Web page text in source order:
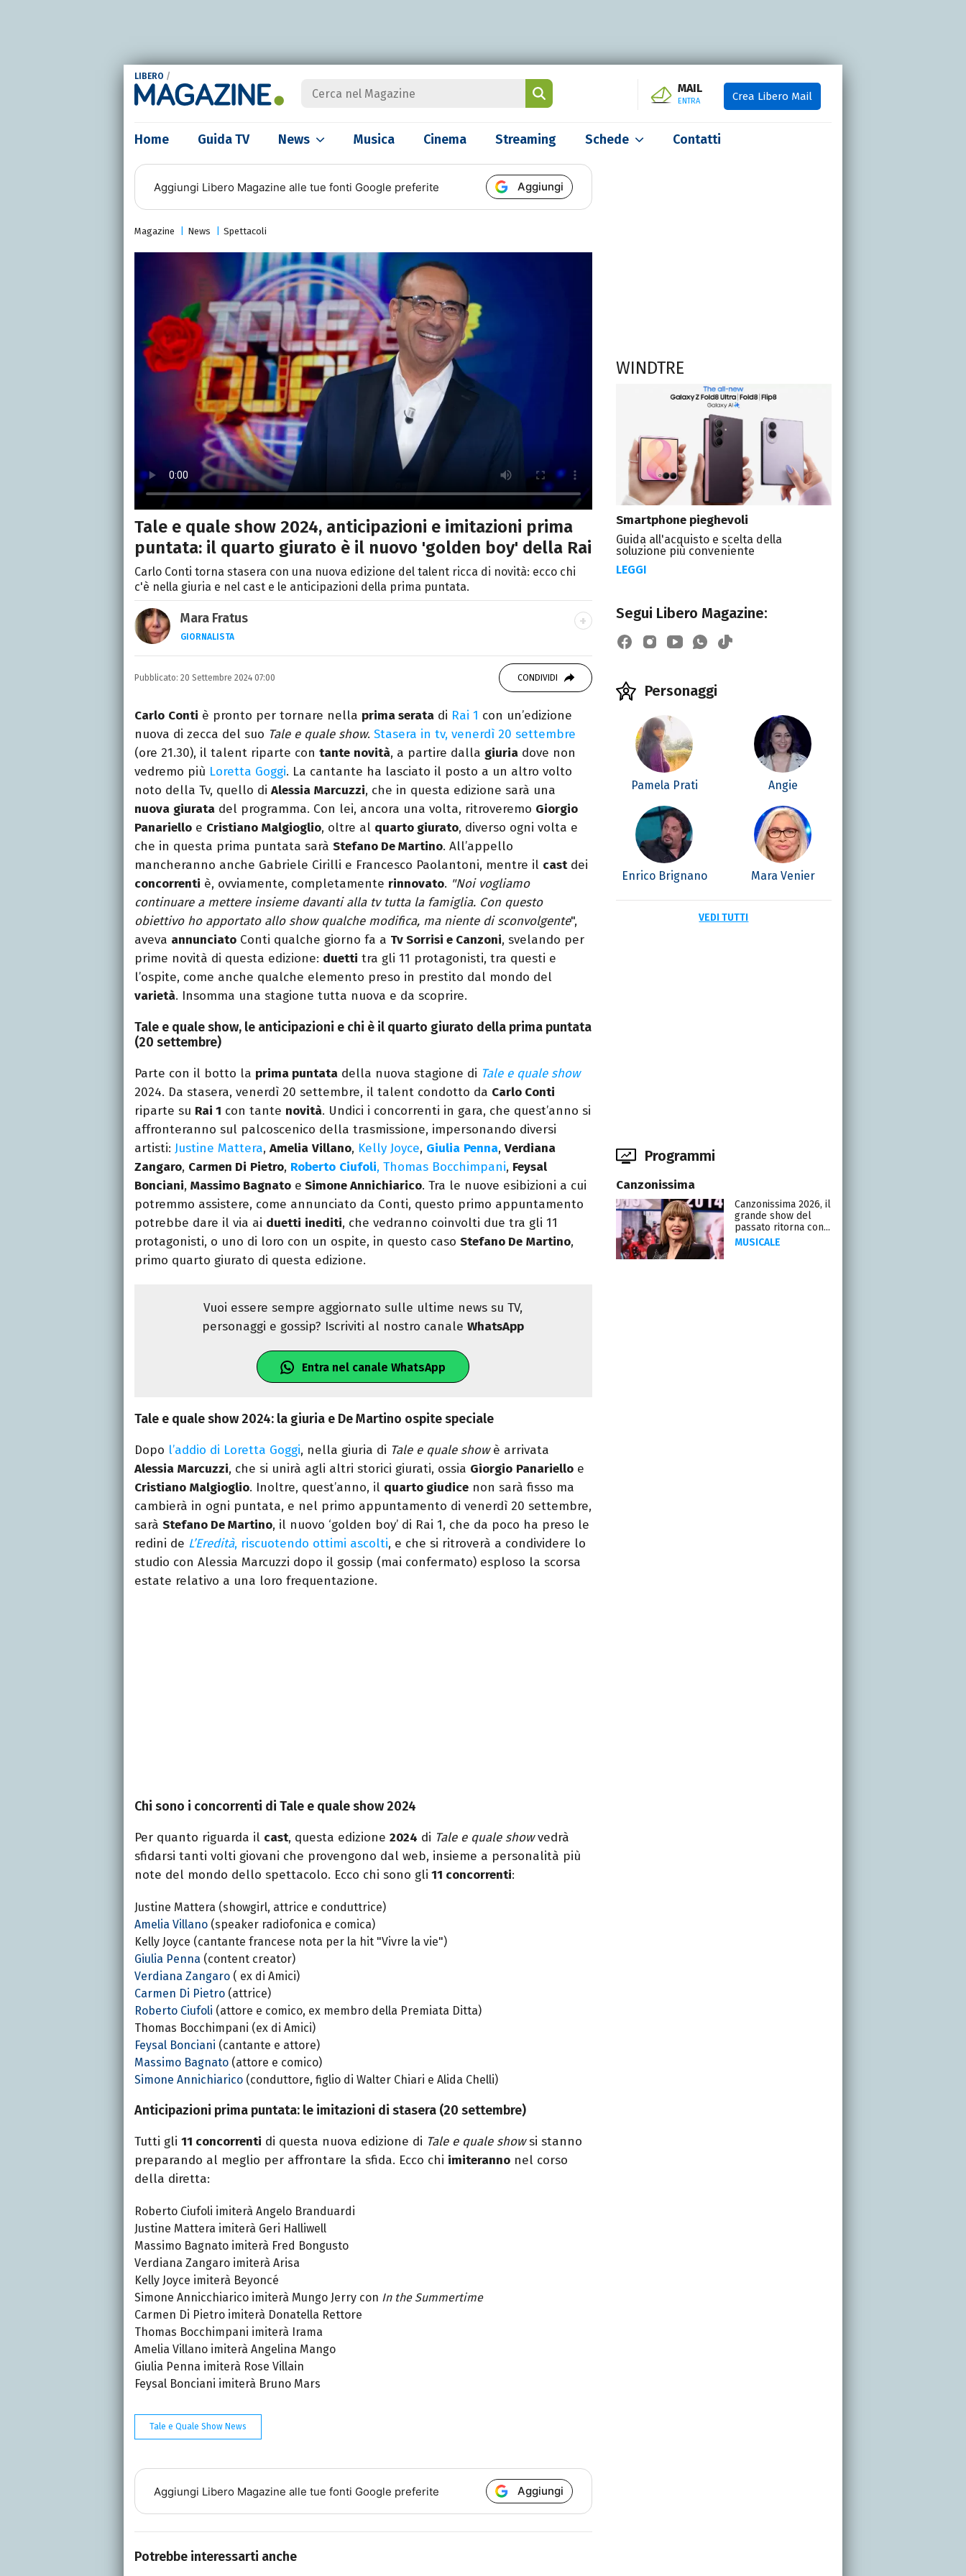
LIBERO /
MAIL
ENTRA Crea Libero Mail
Home Guida TV News Musica Cinema Streaming Schede Contatti
Aggiungi Libero Magazine alle tue fonti Google preferite Aggiungi
Magazine News Spettacoli
Tale e quale show 2024, anticipazioni e imitazioni prima
puntata: il quarto giurato è il nuovo 'golden boy' della Rai
Carlo Conti torna stasera con una nuova edizione del talent ricca di novità: ecco chi
c'è nella giuria e nel cast e le anticipazioni della prima puntata.
Mara Fratus
GIORNALISTA
Nella mia vita non possono mancare, il silenzio, il mare e Il Libro
dell'inquietudine sul comodino, insieme a un romanzo di Zafon.
Pubblicato: 20 Settembre 2024 07:00 CONDIVIDI
Carlo Conti è pronto per tornare nella prima serata di Rai 1 con un’edizione
nuova di zecca del suo Tale e quale show. Stasera in tv, venerdì 20 settembre
(ore 21.30), il talent riparte con tante novità, a partire dalla giuria dove non
vedremo più Loretta Goggi. La cantante ha lasciato il posto a un altro volto
noto della Tv, quello di Alessia Marcuzzi, che in questa edizione sarà una
nuova giurata del programma. Con lei, ancora una volta, ritroveremo Giorgio
Panariello e Cristiano Malgioglio, oltre al quarto giurato, diverso ogni volta e
che in questa prima puntata sarà Stefano De Martino. All’appello
mancheranno anche Gabriele Cirilli e Francesco Paolantoni, mentre il castdei
concorrenti è, ovviamente, completamente rinnovato. "Noi vogliamo
continuare a mettere insieme davanti alla tv tutta la famiglia. Con questo
obiettivo ho apportato allo show qualche modifica, ma niente di sconvolgente",
aveva annunciato Conti qualche giorno fa a Tv Sorrisi e Canzoni, svelando per
prime novità di questa edizione: duetti tra gli 11 protagonisti, tra questi e
l’ospite, come anche qualche elemento preso in prestito dal mondo del
varietà. Insomma una stagione tutta nuova e da scoprire.
Tale e quale show, le anticipazioni e chi è il quarto giurato della prima puntata
(20 settembre)
Parte con il botto la prima puntata della nuova stagione di Tale e quale show
2024. Da stasera, venerdì 20 settembre, il talent condotto da Carlo Conti
riparte su Rai 1 con tante novità. Undici i concorrenti in gara, che quest’anno si
affronteranno sul palcoscenico della trasmissione, impersonando diversi
artisti: Justine Mattera, Amelia Villano, Kelly Joyce, Giulia Penna, Verdiana
Zangaro, Carmen Di Pietro, Roberto Ciufoli, Thomas Bocchimpani, Feysal
Bonciani, Massimo Bagnato e Simone Annichiarico. Tra le nuove esibizioni a cui
potremmo assistere, come annunciato da Conti, questo primo appuntamento
potrebbe dare il via ai duetti inediti, che vedranno coinvolti due tra gli 11
protagonisti, o uno di loro con un ospite, in questo caso Stefano De Martino,
primo quarto giurato di questa edizione.
Vuoi essere sempre aggiornato sulle ultime news su TV,
personaggi e gossip? Iscriviti al nostro canaleWhatsApp
Entra nel canale WhatsApp
Tale e quale show 2024: la giuria e De Martino ospite speciale
Dopo l’addio di Loretta Goggi, nella giuria di Tale e quale showè arrivata
Alessia Marcuzzi, che si unirà agli altri storici giurati, ossia Giorgio Panariello e
Cristiano Malgioglio. Inoltre, quest’anno, il quarto giudice non sarà fisso ma
cambierà in ogni puntata, e nel primo appuntamento di venerdì 20 settembre,
sarà Stefano De Martino, il nuovo ‘golden boy’ di Rai 1, che da poco ha preso le
redini de L’Eredità, riscuotendo ottimi ascolti, e che si ritroverà a condividere lo
studio con Alessia Marcuzzi dopo il gossip (mai confermato) esploso la scorsa
estate relativo a una loro frequentazione.
Chi sono i concorrenti di Tale e quale show 2024
Per quanto riguarda il cast, questa edizione 2024 di Tale e quale showvedrà
sfidarsi tanti volti giovani che provengono dal web, insieme a personalità più
note del mondo dello spettacolo. Ecco chi sono gli 11 concorrenti:
Justine Mattera (showgirl, attrice e conduttrice)
Amelia Villano (speaker radiofonica e comica)
Kelly Joyce (cantante francese nota per la hit "Vivre la vie")
Giulia Penna (content creator)
Verdiana Zangaro ( ex di Amici)
Carmen Di Pietro (attrice)
Roberto Ciufoli (attore e comico, ex membro della Premiata Ditta)
Thomas Bocchimpani (ex di Amici)
Feysal Bonciani (cantante e attore)
Massimo Bagnato (attore e comico)
Simone Annichiarico (conduttore, figlio di Walter Chiari e Alida Chelli)
Anticipazioni prima puntata: le imitazioni di stasera (20 settembre)
Tutti gli 11 concorrenti di questa nuova edizione di Tale e quale showsi stanno
preparando al meglio per affrontare la sfida. Ecco chi imiteranno nel corso
della diretta:
Roberto Ciufoli imiterà Angelo Branduardi
Justine Mattera imiterà Geri Halliwell
Massimo Bagnato imiterà Fred Bongusto
Verdiana Zangaro imiterà Arisa
Kelly Joyce imiterà Beyoncé
Simone Annicchiarico imiterà Mungo Jerry con In the Summertime
Carmen Di Pietro imiterà Donatella Rettore
Thomas Bocchimpani imiterà Irama
Amelia Villano imiterà Angelina Mango
Giulia Penna imiterà Rose Villain
Feysal Bonciani imiterà Bruno Mars
Tale e Quale Show News
Aggiungi Libero Magazine alle tue fonti Google preferite Aggiungi
Potrebbe interessarti anche
WINDTRE
Smartphone pieghevoli
Guida all'acquisto e scelta della
soluzione più conveniente
LEGGI
Segui Libero Magazine:
Personaggi
Pamela Prati Angie
Enrico Brignano Mara Venier
VEDI TUTTI
Programmi
Canzonissima
Canzonissima 2026, il
grande show del
passato ritorna con...
MUSICALE